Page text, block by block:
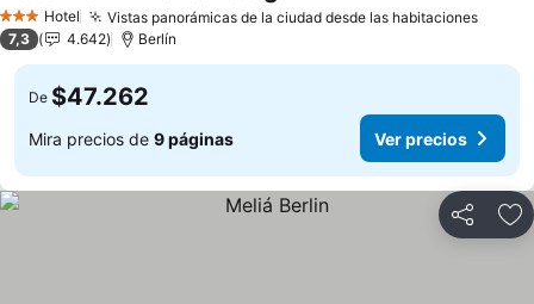
3 Estrellas
Hotel Vistas panorámicas de la ciudad desde las habitacionesVer
7,3 4.642 Berlín
De $47.262
Mira precios de 9 páginas Ver precios
Compartir